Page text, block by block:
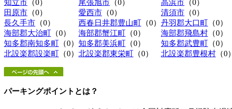
知立市 （0） 尾張旭市 （0） 高浜市 （0）
田原市 （0） 愛西市 （0） 清須市 （0）
長久手市 （0） 西春日井郡豊山町 （0） 丹羽郡大口町 （0）
海部郡大治町 （0） 海部郡蟹江町 （0） 海部郡飛島村 （0）
知多郡南知多町 （0） 知多郡美浜町 （0） 知多郡武豊町 （0）
北設楽郡設楽町 （0） 北設楽郡東栄町 （0） 北設楽郡豊根村 （0）
パーキングポイントとは？